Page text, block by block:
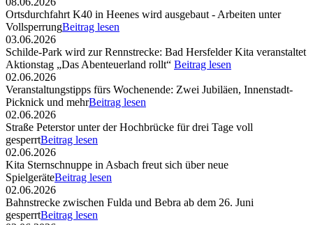
Ortsdurchfahrt K40 in Heenes wird ausgebaut - Arbeiten unter
VollsperrungBeitrag lesen
03.06.2026
Schilde-Park wird zur Rennstrecke: Bad Hersfelder Kita veranstaltet
Aktionstag „Das Abenteuerland rollt“ Beitrag lesen
02.06.2026
Veranstaltungstipps fürs Wochenende: Zwei Jubiläen, Innenstadt-
Picknick und mehrBeitrag lesen
02.06.2026
Straße Peterstor unter der Hochbrücke für drei Tage voll
gesperrtBeitrag lesen
02.06.2026
Kita Sternschnuppe in Asbach freut sich über neue
SpielgeräteBeitrag lesen
02.06.2026
Bahnstrecke zwischen Fulda und Bebra ab dem 26. Juni
gesperrtBeitrag lesen